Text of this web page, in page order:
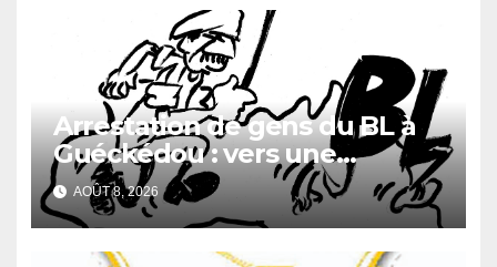
Arrestation de gens du BL à
Guéckédou : vers une
démission des conseillés du
parti à Ouendé-Kénéma ?
AOÛT 8, 2026